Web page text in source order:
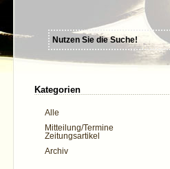
Kategorien
Alle
Mitteilung/Termine
Zeitungsartikel
Archiv